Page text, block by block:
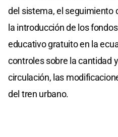
del sistema, el seguimiento
la introducción de los
educativo gratuito en la
controles sobre la cantidad
circulación, las
del tren urbano.